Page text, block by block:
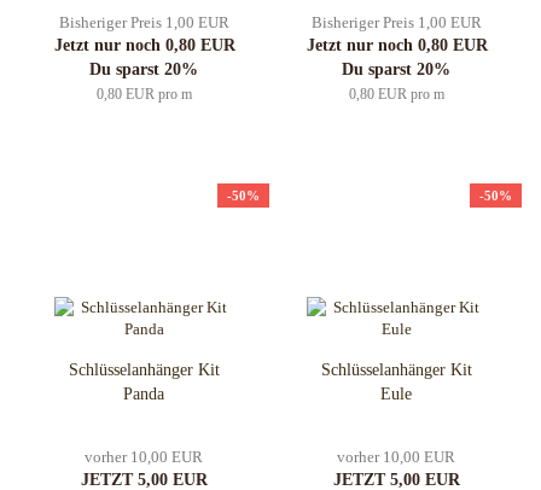
Bisheriger Preis 1,00 EUR
Jetzt nur noch 0,80 EUR
Du sparst 20%
0,80 EUR pro m
Bisheriger Preis 1,00 EUR
Jetzt nur noch 0,80 EUR
Du sparst 20%
0,80 EUR pro m
-50%
Schlüsselanhänger Kit
Panda
vorher 10,00 EUR
JETZT 5,00 EUR
-50%
Schlüsselanhänger Kit
Eule
vorher 10,00 EUR
JETZT 5,00 EUR